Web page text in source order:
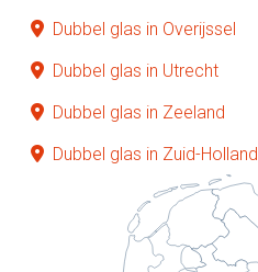
Dubbel glas in Overijssel
Dubbel glas in Utrecht
Dubbel glas in Zeeland
Dubbel glas in Zuid-Holland